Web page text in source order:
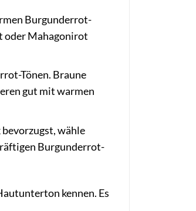
Burgunderrot-
oder Mahagonirot
Tönen. Braune
gut mit warmen
wähle
Burgunderrot-
kennen. Es